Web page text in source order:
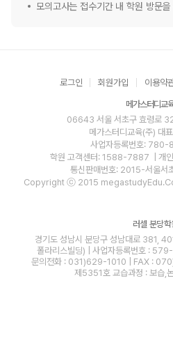
모의고사는 접수기간 내 학원 방문
로그인 회원가입 이용약
메가스터디교
06643 서울 서초구 효령로
메가스터디교육(주) 대
사업자등록번호:
학원 고객센터: 1588-7887
| 개
통신판매번호: 2015-서울
Copyright ⓒ 2015
러셀 분당학
경기도 성남시 분당구 성남대로 381,
폴라리스빌딩) | 사업자등록번호 :
문의전화 : 031)629-1010 | FAX :
제5351호 교습과정 : 보습,